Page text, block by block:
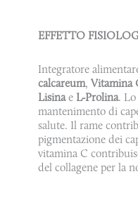
EFFETTO
Integratore
calcareum, Vitamina
Lisinae L-Prolina. Lo
mantenimento di
salute. Il rame
pigmentazione dei
vitamina C
del collagene per la